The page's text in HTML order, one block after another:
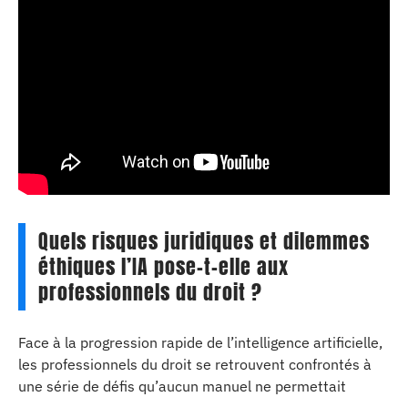
Quels risques juridiques et dilemmes
éthiques l’IA pose-t-elle aux
professionnels du droit ?
Face à la progression rapide de l’intelligence artificielle,
les professionnels du droit se retrouvent confrontés à
une série de défis qu’aucun manuel ne permettait